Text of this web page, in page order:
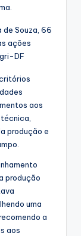
de Souza, 66
ações
DF
aos
produção e
produção
uma
a
aos